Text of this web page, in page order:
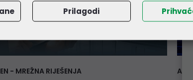
- MREŽNA RIJEŠENJA
Prilagodi